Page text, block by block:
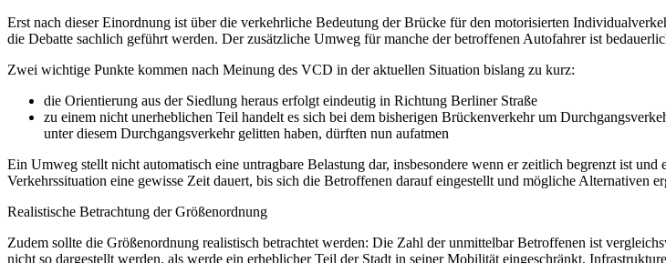
Erst nach dieser Einordnung ist über die verkehrliche Bedeutung der Brücke für den motorisierten
die Debatte sachlich geführt werden. Der zusätzliche Umweg für manche der betroffenen Autofahrer ist
Zwei wichtige Punkte kommen nach Meinung des VCD in der aktuellen Situation bislang zu kurz:
die Orientierung aus der Siedlung heraus erfolgt eindeutig in Richtung Berliner Straße
zu einem nicht unerheblichen Teil handelt es sich bei dem bisherigen Brückenverkehr um
unter diesem Durchgangsverkehr gelitten haben, dürften nun aufatmen
Ein Umweg stellt nicht automatisch eine untragbare Belastung dar, insbesondere wenn er zeitlich begrenzt ist
Verkehrssituation eine gewisse Zeit dauert, bis sich die Betroffenen darauf eingestellt und mögliche Alternativen
Realistische Betrachtung der Größenordnung
Zudem sollte die Größenordnung realistisch betrachtet werden: Die Zahl der unmittelbar Betroffenen ist
nicht so dargestellt werden, als werde ein erheblicher Teil der Stadt in seiner Mobilität eingeschränkt.